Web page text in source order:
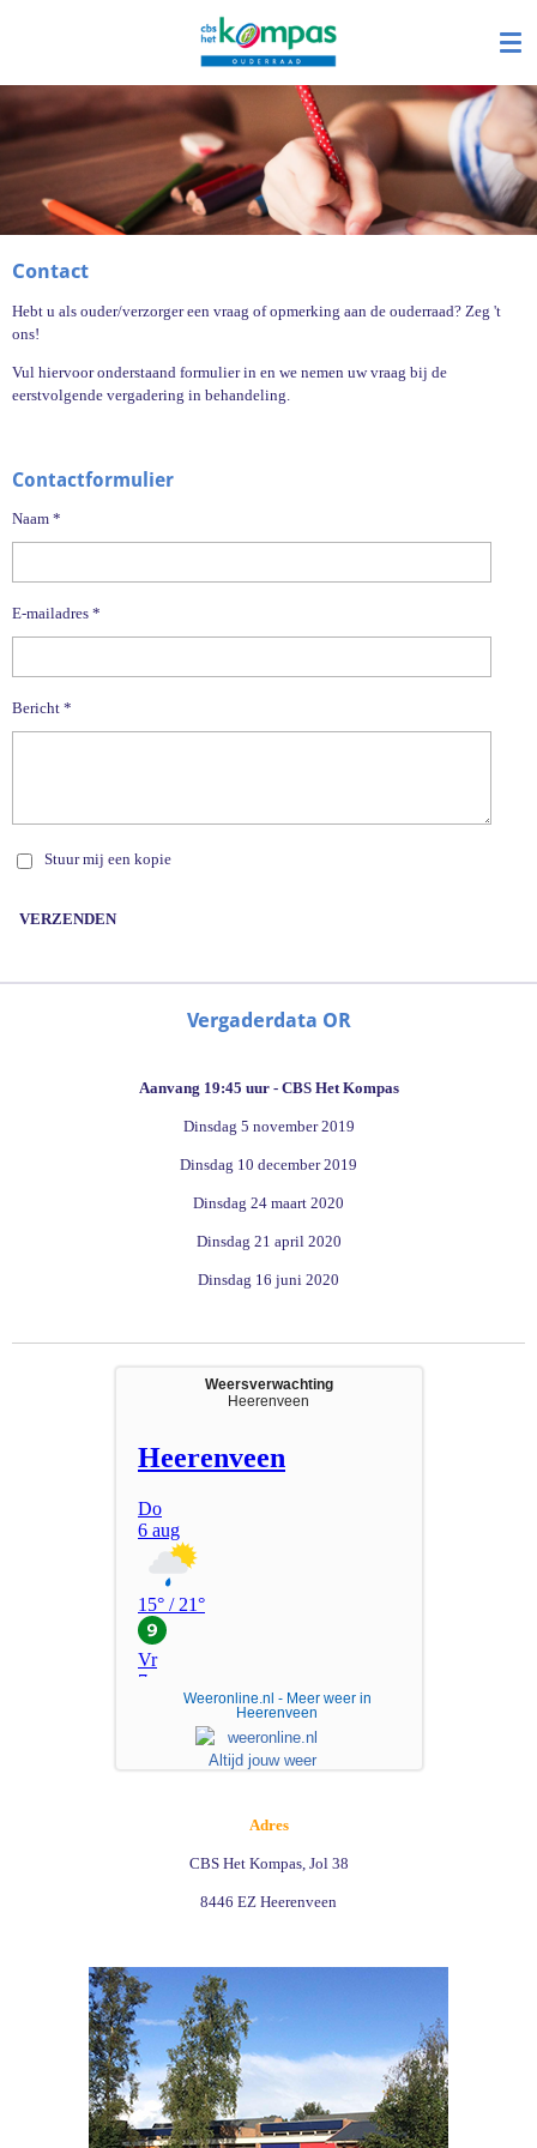
de
hoofdinhoud
Contact
Hebt u als ouder/verzorger een vraag of opmerking aan de ouderraad? Zeg 't
ons!
Vul hiervoor onderstaand formulier in en we nemen uw vraag bij de
eerstvolgende vergadering in behandeling.
Contactformulier
Naam *
E-mailadres *
Bericht *
Stuur mij een kopie
VERZENDEN
Vergaderdata OR
Aanvang 19:45 uur - CBS Het Kompas
Dinsdag 5 november 2019
Dinsdag 10 december 2019
Dinsdag 24 maart 2020
Dinsdag 21 april 2020
Dinsdag 16 juni 2020
Weersverwachting
Heerenveen
Weeronline.nl - Meer weer in
Heerenveen
Adres
CBS Het Kompas, Jol 38
8446 EZ Heerenveen